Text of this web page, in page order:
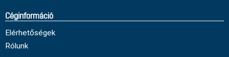
Céginformáció
Elérhetőségek
Rólunk